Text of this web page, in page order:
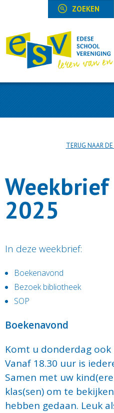
TERUG NAAR
2025
In deze weekbrief:
Boekenavond
Bezoek bibliotheek
SOP
Boekenavond
Komt u donderdag
Vanaf 18.30 uur is
Samen met uw
klas(sen) om te
hebben gedaan. Leuk